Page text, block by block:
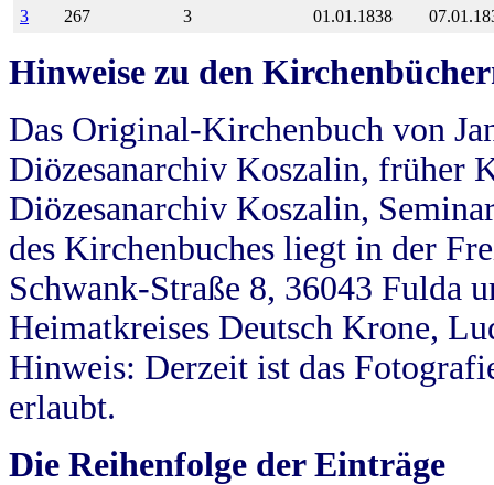
3
267 3 01.01.1838
Hinweise zu den
Das Original-Kirchenbuch von
Diözesanarchiv Koszalin, früher
Diözesanarchiv Koszalin,
des Kirchenbuches liegt in der
Schwank-Straße 8, 36043 Fulda
Heimatkreises Deutsch Krone,
Hinweis: Derzeit ist das
erlaubt.
Die Reihenfolge der Einträge